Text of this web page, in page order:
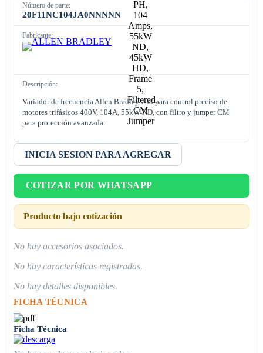
Número de parte:
20F11NC104JA0NNNNN
Fabricante:
Descripción:
Variador de frecuencia Allen Bradley 753 para control preciso de
motores trifásicos 400V, 104A, 55kW ND, con filtro y jumper CM
para protección avanzada.
INICIA SESION PARA AGREGAR
COTIZAR POR WHATSAPP
Producto bajo cotización
No hay accesorios asociados.
No hay características registradas.
No hay detalles disponibles.
FICHA TÉCNICA
Ficha Técnica